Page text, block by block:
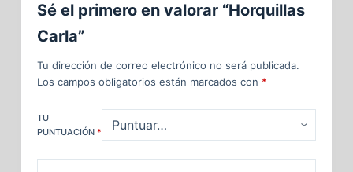
Sé el primero en valorar “Horquillas
Carla”
Tu dirección de correo electrónico no será publicada.
Los campos obligatorios están marcados con *
TU
PUNTUACIÓN *